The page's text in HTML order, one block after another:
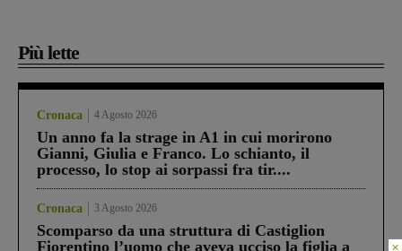
Più lette
Cronaca 4 Agosto 2026
Un anno fa la strage in A1 in cui morirono
Gianni, Giulia e Franco. Lo schianto, il
processo, lo stop ai sorpassi fra tir....
Cronaca 3 Agosto 2026
Scomparso da una struttura di Castiglion
Fiorentino l’uomo che aveva ucciso la figlia a
×